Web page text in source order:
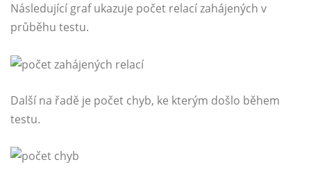
Následující graf ukazuje počet relací zahájených v
průběhu testu.
Další na řadě je počet chyb, ke kterým došlo během
testu.